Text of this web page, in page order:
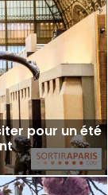
pour un été